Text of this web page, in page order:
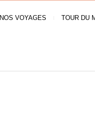
NOS VOYAGES TOUR DU